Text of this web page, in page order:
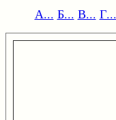
А... Б... В... Г...